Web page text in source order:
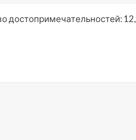
достопримечательностей: 12,